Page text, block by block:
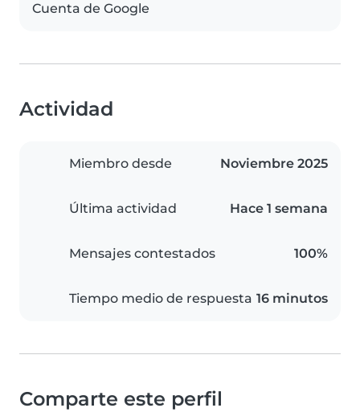
Cuenta de Google
Actividad
Miembro desde Noviembre 2025
Última actividad Hace 1 semana
Mensajes contestados 100%
Tiempo medio de respuesta 16 minutos
Comparte este perfil